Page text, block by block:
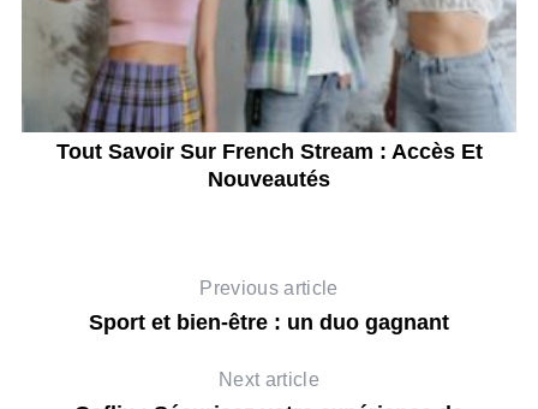
Tout Savoir Sur French Stream : Accès Et
Nouveautés
Previous article
Sport et bien-être : un duo gagnant
Next article